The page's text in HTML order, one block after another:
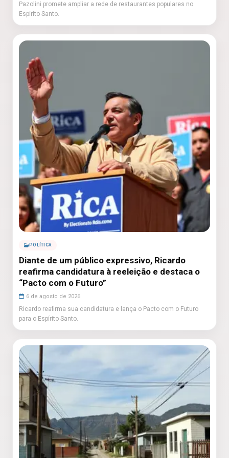
Pazolini promete ampliar a rede de restaurantes populares no
Espírito Santo.
POLÍTICA
Diante de um público expressivo, Ricardo
reafirma candidatura à reeleição e destaca o
“Pacto com o Futuro”
6 de agosto de 2026
Ricardo reafirma sua candidatura e lança o Pacto com o Futuro
para o Espírito Santo.